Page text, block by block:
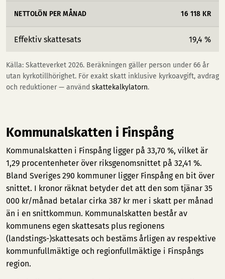
NETTOLÖN PER MÅNAD 16 118 KR
Effektiv skattesats 19,4 %
Källa: Skatteverket 2026. Beräkningen gäller person under 66 år
utan kyrkotillhörighet. För exakt skatt inklusive kyrkoavgift, avdrag
och reduktioner — använd skattekalkylatorn.
Kommunalskatten i Finspång
Kommunalskatten i Finspång ligger på 33,70 %, vilket är
1,29 procentenheter över riksgenomsnittet på 32,41 %.
Bland Sveriges 290 kommuner ligger Finspång en bit över
snittet. I kronor räknat betyder det att den som tjänar 35
000 kr/månad betalar cirka 387 kr mer i skatt per månad
än i en snittkommun. Kommunalskatten består av
kommunens egen skattesats plus regionens
(landstings-)skattesats och bestäms årligen av respektive
kommunfullmäktige och regionfullmäktige i Finspångs
region.